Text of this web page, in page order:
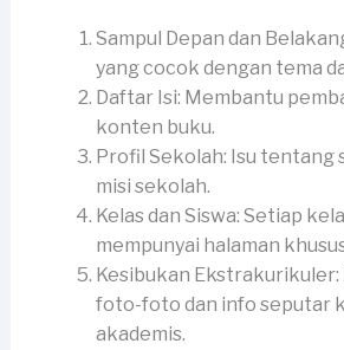
Sampul Depan dan
yang cocok dengan tema
Daftar Isi: Membantu
konten buku.
Profil Sekolah: Isu tentang
misi sekolah.
Kelas dan Siswa: Setiap
mempunyai halaman
Kesibukan
foto-foto dan info seputar
akademis.